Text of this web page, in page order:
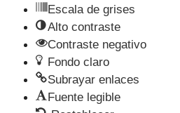
Escala de grises
Alto contraste
Contraste negativo
Fondo claro
Subrayar enlaces
Fuente legible